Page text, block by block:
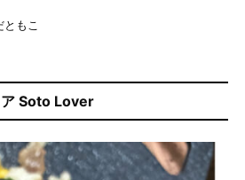
ともこ
ア Soto Lover